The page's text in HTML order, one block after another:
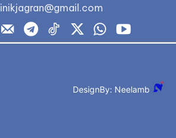
DesignBy: Neelamb